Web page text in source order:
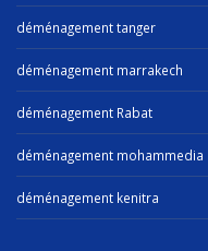
déménagement tanger
déménagement marrakech
déménagement Rabat
déménagement mohammedia
déménagement kenitra